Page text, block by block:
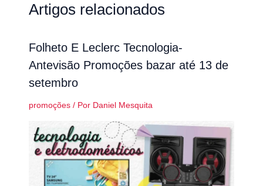
Artigos relacionados
Folheto E Leclerc Tecnologia-
Antevisão Promoções bazar até 13 de
setembro
promoções/ Por Daniel Mesquita